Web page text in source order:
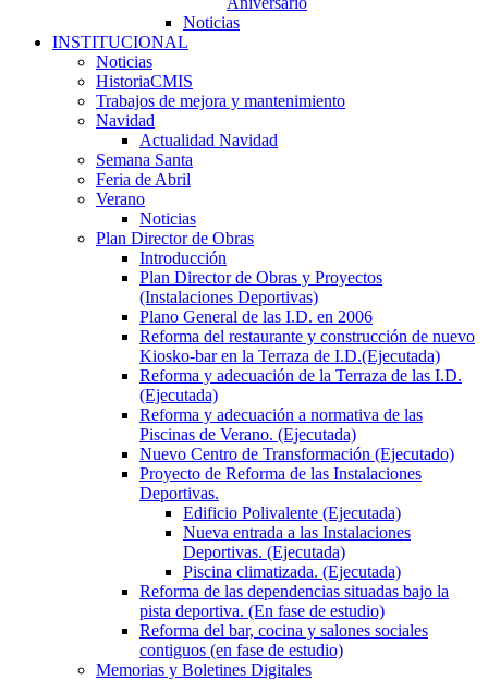
Noticias
INSTITUCIONAL
Noticias
HistoriaCMIS
Trabajos de mejora y mantenimiento
Navidad
Actualidad Navidad
Semana Santa
Feria de Abril
Verano
Noticias
Plan Director de Obras
Introducción
Plan Director de Obras y Proyectos
(Instalaciones Deportivas)
Plano General de las I.D. en 2006
Reforma del restaurante y construcción de nuevo
Kiosko-bar en la Terraza de I.D.(Ejecutada)
Reforma y adecuación de la Terraza de las I.D.
(Ejecutada)
Reforma y adecuación a normativa de las
Piscinas de Verano. (Ejecutada)
Nuevo Centro de Transformación (Ejecutado)
Proyecto de Reforma de las Instalaciones
Deportivas.
Edificio Polivalente (Ejecutada)
Nueva entrada a las Instalaciones
Deportivas. (Ejecutada)
Piscina climatizada. (Ejecutada)
Reforma de las dependencias situadas bajo la
pista deportiva. (En fase de estudio)
Reforma del bar, cocina y salones sociales
contiguos (en fase de estudio)
Memorias y Boletines Digitales